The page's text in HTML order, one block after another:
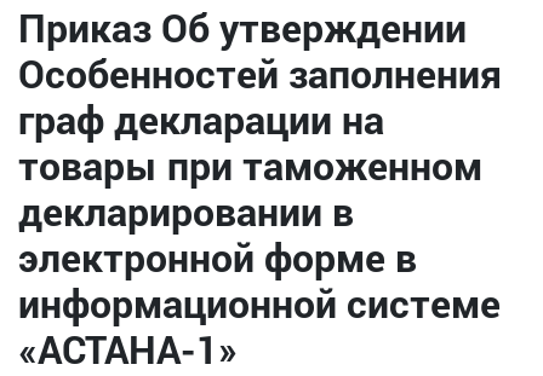
Приказ Об утверждении
Особенностей заполнения
граф декларации на
товары при таможенном
декларировании в
электронной форме в
информационной системе
«АСТАНА-1»